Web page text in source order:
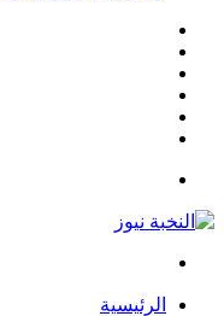
الرئيسية